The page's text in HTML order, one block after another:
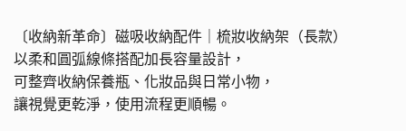
〔 收納新革命〕 磁吸收納配件｜梳妝收納架（長款）
以柔和圓弧線條搭配加長容量設計，
可整齊收納保養瓶、化妝品與日常小物，
讓視覺更乾淨，使用流程更順暢。